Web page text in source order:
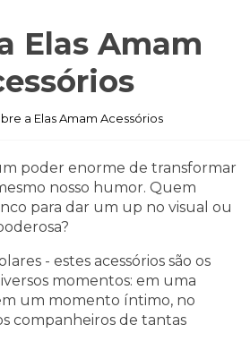
Elas Amam
a Elas Amam Acessórios
poder enorme de transformar
nosso humor. Quem
para dar um up no visual ou
- estes acessórios são os
momentos: em uma
um momento íntimo, no
companheiros de tantas